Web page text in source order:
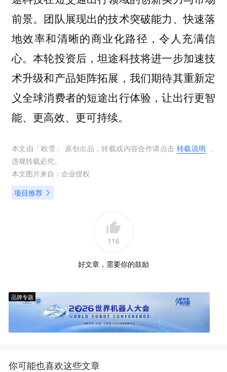
前景。团队展现出的技术突破能力、快速落
地效率和清晰的商业化路径，令人充满信
心。本轮投资后，坦途科技将进一步加速技
术升级和产品矩阵拓展，我们期待其重新定
义全球消费者的短途出行体验，让出行更智
能、更高效、更可持续。
本文由「 欧雪 」 原创出品，转载或内容合作请点击 转载说明 ，
违规转载必究。
本文图片来自： 企业授权
项目推荐
116
好文章，需要你的鼓励
品牌专题
你可能也喜欢这些文章